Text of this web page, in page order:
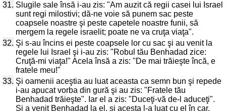
31. Slugile sale însă i-au zis: "Am auzit că regii casei lui Israel
sunt regi milostivi; dă-ne voie să punem sac peste
coapsele noastre şi peste capetele noastre funii, să
mergem la regele israelit; poate ne va cruţa viaţa".
32. Şi s-au încins ei peste coapsele lor cu sac şi au venit la
regele lui Israel şi i-au zis: "Robul tău Benhadad zice:
Cruţă-mi viaţa!" Acela însă a zis: "De mai trăieşte încă, e
fratele meu!"
33. Şi oamenii aceştia au luat aceasta ca semn bun şi repede
i-au apucat vorba din gură şi au zis: "Fratele tău
Benhadad trăieşte". Iar el a zis: "Duceţi-vă de-l aduceţi".
Şi a venit Benhadad la el, şi acesta l-a luat cu el în car.